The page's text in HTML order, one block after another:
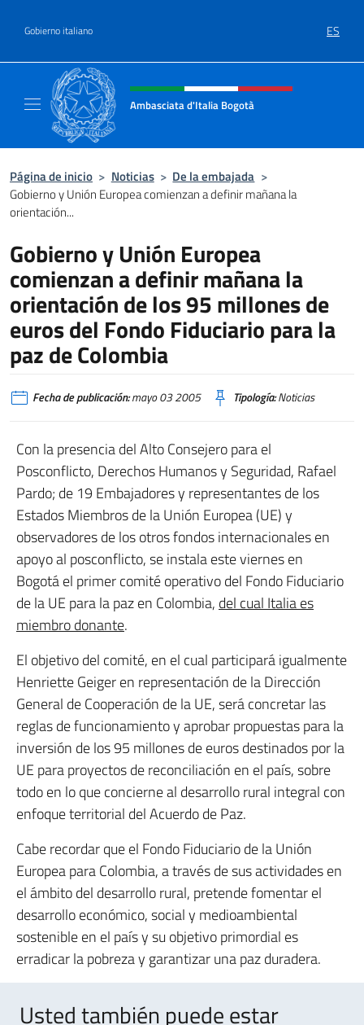
Gobierno italiano ES
Encabezado del sitio web,
Ambasciata d'Italia Bogotà
Página de inicio > Noticias > De la embajada >
Gobierno y Unión Europea comienzan a definir mañana la
orientación...
Gobierno y Unión Europea
comienzan a definir mañana la
orientación de los 95 millones de
euros del Fondo Fiduciario para la
paz de Colombia
Fecha de publicación:mayo 03 2005 Tipología:Noticias
Con la presencia del Alto Consejero para el
Posconflicto, Derechos Humanos y Seguridad, Rafael
Pardo; de 19 Embajadores y representantes de los
Estados Miembros de la Unión Europea (UE) y
observadores de los otros fondos internacionales en
apoyo al posconflicto, se instala este viernes en
Bogotá el primer comité operativo del Fondo Fiduciario
de la UE para la paz en Colombia, del cual Italia es
miembro donante.
El objetivo del comité, en el cual participará igualmente
Henriette Geiger en representación de la Dirección
General de Cooperación de la UE, será concretar las
reglas de funcionamiento y aprobar propuestas para la
inversión de los 95 millones de euros destinados por la
UE para proyectos de reconciliación en el país, sobre
todo en lo que concierne al desarrollo rural integral con
enfoque territorial del Acuerdo de Paz.
Cabe recordar que el Fondo Fiduciario de la Unión
Europea para Colombia, a través de sus actividades en
el ámbito del desarrollo rural, pretende fomentar el
desarrollo económico, social y medioambiental
sostenible en el país y su objetivo primordial es
erradicar la pobreza y garantizar una paz duradera.
Usted también puede estar